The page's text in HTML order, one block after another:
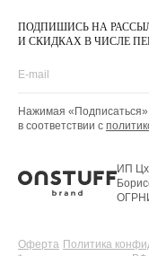
ПОДПИШИСЬ НА
И СКИДКАХ В ЧИСЛЕ
Нажимая
в соответствии с
ИП
Оферта Политика